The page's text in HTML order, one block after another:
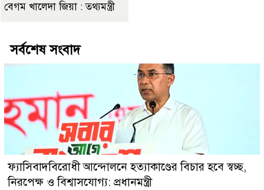
বেগম খালেদা জিয়া : তথ্যমন্ত্রী
সর্বশেষ সংবাদ
ফ্যাসিবাদবিরোধী আন্দোলনে হত্যাকাণ্ডের বিচার হবে স্বচ্ছ,
নিরপেক্ষ ও বিশ্বাসযোগ্য: প্রধানমন্ত্রী